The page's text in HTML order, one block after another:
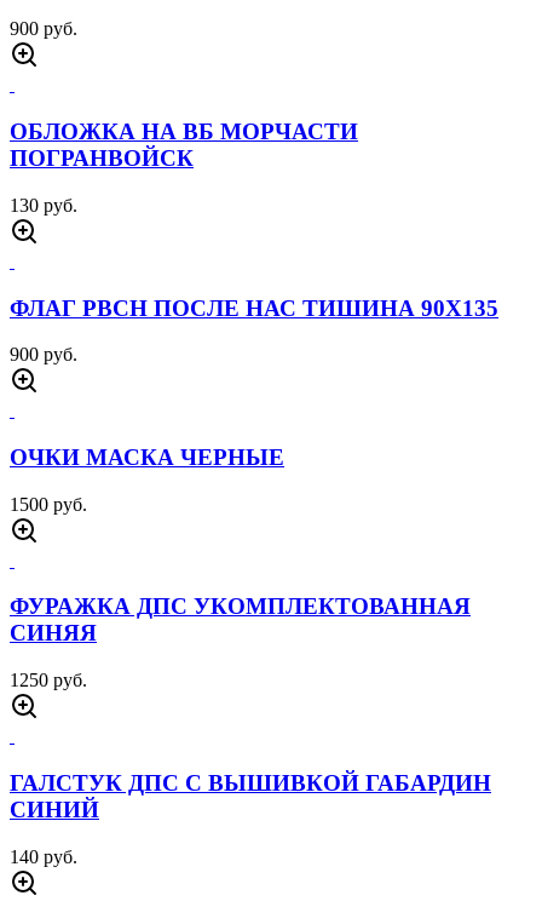
900 руб.
ОБЛОЖКА НА ВБ МОРЧАСТИ
ПОГРАНВОЙСК
130 руб.
ФЛАГ РВСН ПОСЛЕ НАС ТИШИНА 90Х135
900 руб.
ОЧКИ МАСКА ЧЕРНЫЕ
1500 руб.
ФУРАЖКА ДПС УКОМПЛЕКТОВАННАЯ
СИНЯЯ
1250 руб.
ГАЛСТУК ДПС С ВЫШИВКОЙ ГАБАРДИН
СИНИЙ
140 руб.